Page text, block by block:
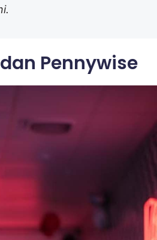
Pennywise